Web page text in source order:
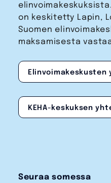
on keskitetty Lapin,
Suomen
maksamisesta
KEHA-keskuksen
Seuraa somessa